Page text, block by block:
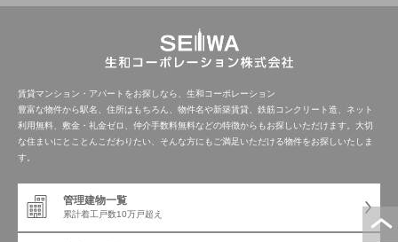
賃貸マンション・アパートをお探しなら、生和コーポレーション
豊富な物件から駅名、住所はもちろん、物件名や新築賃貸、鉄筋コンクリート造、ネット
利用無料、敷金・礼金ゼロ、仲介手数料無料などの特徴からもお探しいただけます。大切
な住まいにとことんこだわりたい、そんな方にもご満足いただける物件をお探しいたしま
す。
管理建物一覧
累計着工戸数10万戸超え